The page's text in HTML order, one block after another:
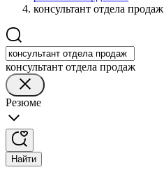
консультант отдела продаж
консультант отдела продаж
Резюме
Найти